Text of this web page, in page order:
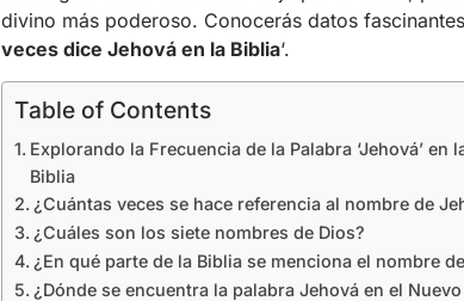
divino más poderoso. Conocerás datos
veces dice Jehová en la Biblia‘.
Table of Contents
Explorando la Frecuencia de la Palabra ‘Jehová’
Biblia
¿Cuántas veces se hace referencia al nombre de
¿Cuáles son los siete nombres de Dios?
¿En qué parte de la Biblia se menciona el nombre
¿Dónde se encuentra la palabra Jehová en el